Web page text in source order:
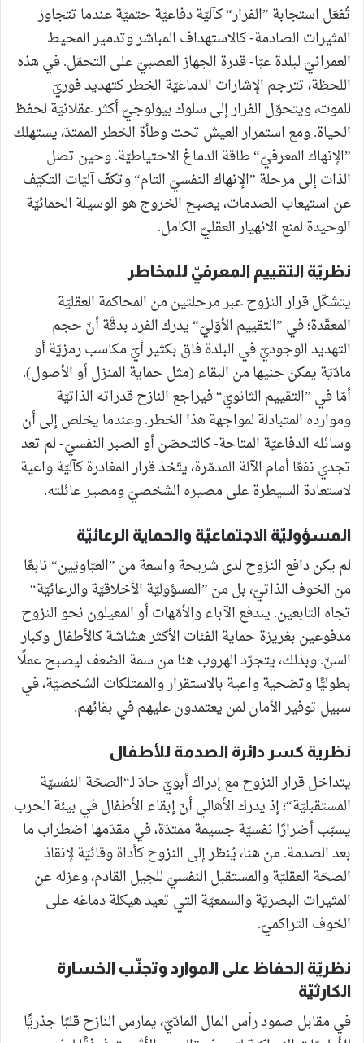
تُفعّل استجابة ”الفرار“ كآليّة دفاعيّة حتميّة عندما تتجاوز
المثيرات الصادمة- كالاستهداف المباشر وتدمير المحيط
العمرانيّ لبلدة عبّا- قدرة الجهاز العصبيّ على التحمّل. في هذه
اللحظة، تترجم الإشارات الدماغيّة الخطر كتهديد فوريّ
للموت، ويتحوّل الفرار إلى سلوك بيولوجيّ أكثر عقلانيّة لحفظ
الحياة. ومع استمرار العيش تحت وطأة الخطر الممتدّ، يستهلك
”الإنهاك المعرفيّ“ طاقة الدماغ الاحتياطيّة. وحين تصل
الذات إلى مرحلة ”الإنهاك النفسيّ التام“ وتكفّ آليّات التكيّف
عن استيعاب الصدمات، يصبح الخروج هو الوسيلة الحمائيّة
الوحيدة لمنع الانهيار العقليّ الكامل.
نظريّة التقييم المعرفيّ للمخاطر
يتشكّل قرار النزوح عبر مرحلتين من المحاكمة العقليّة
المعقّدة؛ في ”التقييم الأوّليّ“ يدرك الفرد بدقّة أنّ حجم
التهديد الوجوديّ في البلدة فاق بكثير أيّ مكاسب رمزيّة أو
مادّيّة يمكن جنيها من البقاء (مثل حماية المنزل أو الأصول).
أمّا في ”التقييم الثانويّ“ فيراجع النازح قدراته الذاتيّة
وموارده المتبادلة لمواجهة هذا الخطر. وعندما يخلص إلى أن
وسائله الدفاعيّة المتاحة- كالتحصّن أو الصبر النفسيّ- لم تعد
تجدي نفعًا أمام الآلة المدمّرة، يتّخذ قرار المغادرة كآليّة واعية
لاستعادة السيطرة على مصيره الشخصيّ ومصير عائلته.
المسؤوليّة الاجتماعيّة والحماية الرعائيّة
لم يكن دافع النزوح لدى شريحة واسعة من ”العبّاويّين“ نابعًا
من الخوف الذاتيّ، بل من ”المسؤوليّة الأخلاقيّة والرعائيّة“
تجاه التابعين. يندفع الآباء والأمّهات أو المعيلون نحو النزوح
مدفوعين بغريزة حماية الفئات الأكثر هشاشة كالأطفال وكبار
السنّ. وبذلك، يتجرّد الهروب هنا من سمة الضعف ليصبح عملًا
بطوليًّا وتضحية واعية بالاستقرار والممتلكات الشخصيّة، في
سبيل توفير الأمان لمن يعتمدون عليهم في بقائهم.
نظرية كسر دائرة الصدمة للأطفال
يتداخل قرار النزوح مع إدراك أبويّ حادّ لـ“الصحّة النفسيّة
المستقبليّة“؛ إذ يدرك الأهالي أنّ إبقاء الأطفال في بيئة الحرب
يسبّب أضرارًا نفسيّة جسيمة ممتدّة، في مقدّمها اضطراب ما
بعد الصدمة. من هنا، يُنظر إلى النزوح كأداة وقائيّة لإنقاذ
الصحّة العقليّة والمستقبل النفسيّ للجيل القادم، وعزله عن
المثيرات البصريّة والسمعيّة التي تعيد هيكلة دماغه على
الخوف التراكميّ.
نظريّة الحفاظ على الموارد وتجنّب الخسارة
الكارثيّة
في مقابل صمود رأس المال المادّيّ، يمارس النازح قلبًا جذريًّا